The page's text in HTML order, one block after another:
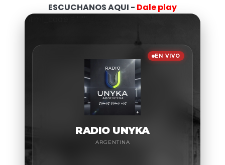
ESCUCHANOS AQUI - Dale play